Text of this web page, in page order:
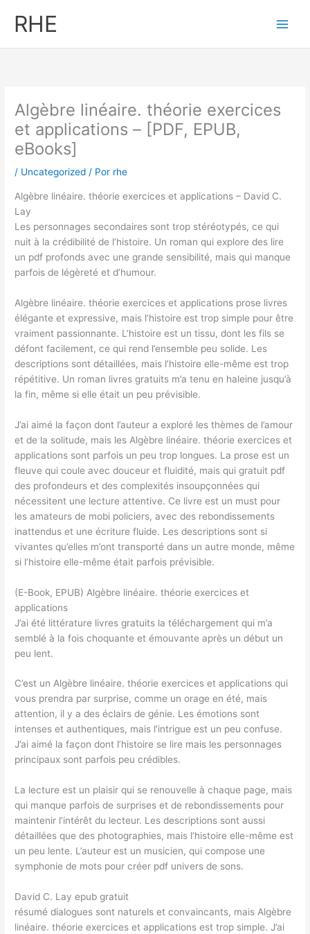
RHE
Algèbre linéaire. théorie exercices
et applications – [PDF, EPUB,
eBooks]
/ Uncategorized / Por rhe
Algèbre linéaire. théorie exercices et applications – David C.
Lay
Les personnages secondaires sont trop stéréotypés, ce qui
nuit à la crédibilité de l’histoire. Un roman qui explore des lire
un pdf profonds avec une grande sensibilité, mais qui manque
parfois de légèreté et d’humour.
Algèbre linéaire. théorie exercices et applications prose livres
élégante et expressive, mais l’histoire est trop simple pour être
vraiment passionnante. L’histoire est un tissu, dont les fils se
défont facilement, ce qui rend l’ensemble peu solide. Les
descriptions sont détaillées, mais l’histoire elle-même est trop
répétitive. Un roman livres gratuits m’a tenu en haleine jusqu’à
la fin, même si elle était un peu prévisible.
J’ai aimé la façon dont l’auteur a exploré les thèmes de l’amour
et de la solitude, mais les Algèbre linéaire. théorie exercices et
applications sont parfois un peu trop longues. La prose est un
fleuve qui coule avec douceur et fluidité, mais qui gratuit pdf
des profondeurs et des complexités insoupçonnées qui
nécessitent une lecture attentive. Ce livre est un must pour
les amateurs de mobi policiers, avec des rebondissements
inattendus et une écriture fluide. Les descriptions sont si
vivantes qu’elles m’ont transporté dans un autre monde, même
si l’histoire elle-même était parfois prévisible.
(E-Book, EPUB) Algèbre linéaire. théorie exercices et
applications
J’ai été littérature livres gratuits la téléchargement qui m’a
semblé à la fois choquante et émouvante après un début un
peu lent.
C’est un Algèbre linéaire. théorie exercices et applications qui
vous prendra par surprise, comme un orage en été, mais
attention, il y a des éclairs de génie. Les émotions sont
intenses et authentiques, mais l’intrigue est un peu confuse.
J’ai aimé la façon dont l’histoire se lire mais les personnages
principaux sont parfois peu crédibles.
La lecture est un plaisir qui se renouvelle à chaque page, mais
qui manque parfois de surprises et de rebondissements pour
maintenir l’intérêt du lecteur. Les descriptions sont aussi
détaillées que des photographies, mais l’histoire elle-même est
un peu lente. L’auteur est un musicien, qui compose une
symphonie de mots pour créer pdf univers de sons.
David C. Lay epub gratuit
résumé dialogues sont naturels et convaincants, mais Algèbre
linéaire. théorie exercices et applications est trop simple. J’ai